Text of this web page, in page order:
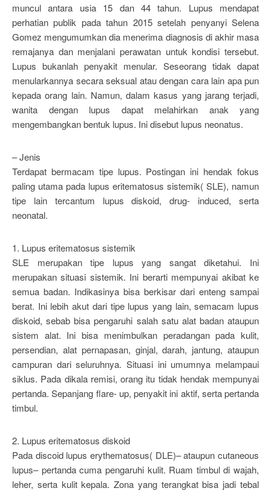
muncul antara usia 15 dan 44 tahun. Lupus mendapat
perhatian publik pada tahun 2015 setelah penyanyi Selena
Gomez mengumumkan dia menerima diagnosis di akhir masa
remajanya dan menjalani perawatan untuk kondisi tersebut.
Lupus bukanlah penyakit menular. Seseorang tidak dapat
menularkannya secara seksual atau dengan cara lain apa pun
kepada orang lain. Namun, dalam kasus yang jarang terjadi,
wanita dengan lupus dapat melahirkan anak yang
mengembangkan bentuk lupus. Ini disebut lupus neonatus.
– Jenis
Terdapat bermacam tipe lupus. Postingan ini hendak fokus
paling utama pada lupus eritematosus sistemik( SLE), namun
tipe lain tercantum lupus diskoid, drug- induced, serta
neonatal.
1. Lupus eritematosus sistemik
SLE merupakan tipe lupus yang sangat diketahui. Ini
merupakan situasi sistemik. Ini berarti mempunyai akibat ke
semua badan. Indikasinya bisa berkisar dari enteng sampai
berat. Ini lebih akut dari tipe lupus yang lain, semacam lupus
diskoid, sebab bisa pengaruhi salah satu alat badan ataupun
sistem alat. Ini bisa menimbulkan peradangan pada kulit,
persendian, alat pernapasan, ginjal, darah, jantung, ataupun
campuran dari seluruhnya. Situasi ini umumnya melampaui
siklus. Pada dikala remisi, orang itu tidak hendak mempunyai
pertanda. Sepanjang flare- up, penyakit ini aktif, serta pertanda
timbul.
2. Lupus eritematosus diskoid
Pada discoid lupus erythematosus( DLE)– ataupun cutaneous
lupus– pertanda cuma pengaruhi kulit. Ruam timbul di wajah,
leher, serta kulit kepala. Zona yang terangkat bisa jadi tebal